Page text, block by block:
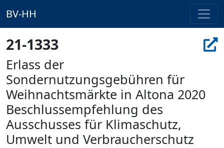
BV-HH
21-1333
Erlass der
Sondernutzungsgebühren für
Weihnachtsmärkte in Altona 2020
Beschlussempfehlung des
Ausschusses für Klimaschutz,
Umwelt und Verbraucherschutz